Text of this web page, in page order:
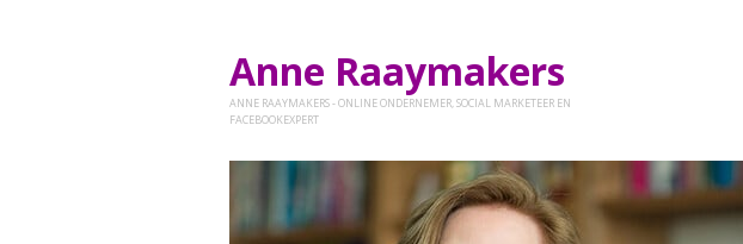
Anne Raaymakers
ANNE RAAYMAKERS - ONLINE ONDERNEMER, SOCIAL MARKETEER EN
FACEBOOKEXPERT